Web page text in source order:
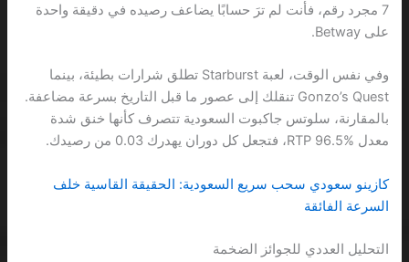
7 مجرد رقم، فأنت لم ترَ حسابًا يضاعف رصيده في دقيقة واحدة
على Betway.
وفي نفس الوقت، لعبة Starburst تطلق شرارات بطيئة، بينما
Gonzo’s Quest تنقلك إلى عصور ما قبل التاريخ بسرعة مضاعفة.
بالمقارنة، سلوتس جاكبوت السعودية تتصرف كأنها خنق شدة
معدل RTP 96.5%، فتجعل كل دوران يهدرك 0.03 من رصيدك.
كازينو سعودي سحب سريع السعودية: الحقيقة القاسية خلف
السرعة الفائقة
التحليل العددي للجوائز الضخمة